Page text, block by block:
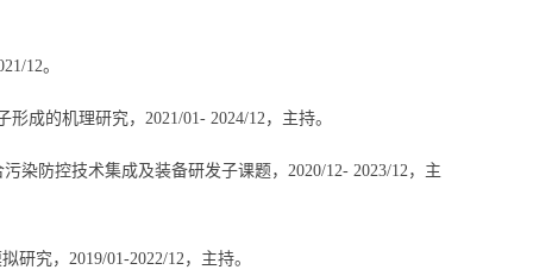
12。
成的机理研究， 2021/01- 2024/12，主持。
染防控技术集成及装备研发子课题， 2020/12- 2023/12，主
研究， 2019/01-2022/12， 主持。